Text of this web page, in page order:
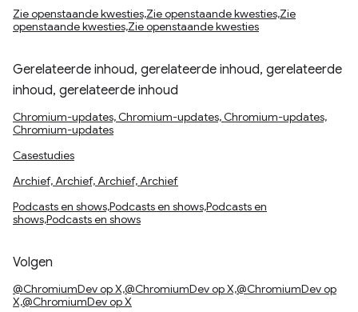
Zie openstaande kwesties,Zie openstaande kwesties,Zie
openstaande kwesties,Zie openstaande kwesties
Gerelateerde inhoud, gerelateerde inhoud, gerelateerde
inhoud, gerelateerde inhoud
Chromium-updates, Chromium-updates, Chromium-updates,
Chromium-updates
Casestudies
Archief, Archief, Archief, Archief
Podcasts en shows,Podcasts en shows,Podcasts en
shows,Podcasts en shows
Volgen
@ChromiumDev op X,@ChromiumDev op X,@ChromiumDev op
X,@ChromiumDev op X